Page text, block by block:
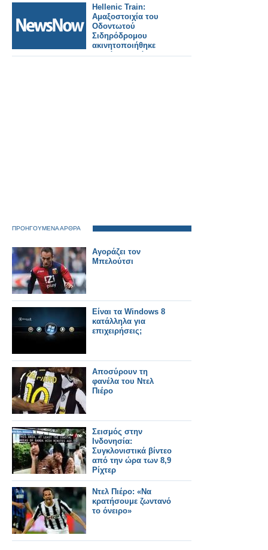
Hellenic Train:
Αμαξοστοιχία του
Οδοντωτού
Σιδηρόδρομου
ακινητοποιήθηκε
κοντά στα Νιάματα
ΠΡΟΗΓΟΥΜΕΝΑ ΑΡΘΡΑ
Αγοράζει τον
Μπελούτσι
Είναι τα Windows 8
κατάλληλα για
επιχειρήσεις;
Αποσύρουν τη
φανέλα του Ντελ
Πιέρο
Σεισμός στην
Ινδονησία:
Συγκλονιστικά βίντεο
από την ώρα των 8,9
Ρίχτερ
Ντελ Πιέρο: «Να
κρατήσουμε ζωντανό
το όνειρο»